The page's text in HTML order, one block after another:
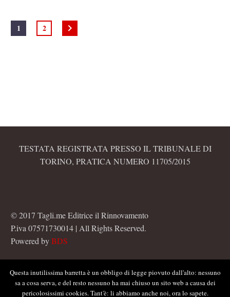
1 2
TESTATA REGISTRATA PRESSO IL TRIBUNALE DI
TORINO, PRATICA NUMERO 11705/2015
© 2017 Tagli.me Editrice il Rinnovamento
P.iva 07571730014 | All Rights Reserved.
Powered byBDS
Questa inutilissima barretta è un obbligo di legge piovuto dall'alto: nessuno
sa a cosa serva, e del resto nessuno ha mai chiuso un sito web a causa dei
pericolosissimi cookies. Tant'è: li abbiamo anche noi, ora lo sapete.